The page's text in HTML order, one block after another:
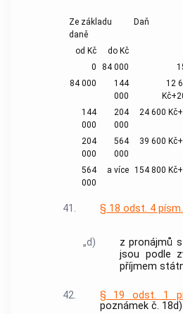
Ze základu
daně
Daň
od Kč
do Kč
0
84 000
84 000
144
000
12
144
000
204
000
24 600
204
000
564
000
39 600
564
000
a více
154 800
41. § 18 odst. 4
„d)
z pronájmů
jsou podle
příjmem
42. § 19 odst. 1
poznámek č.